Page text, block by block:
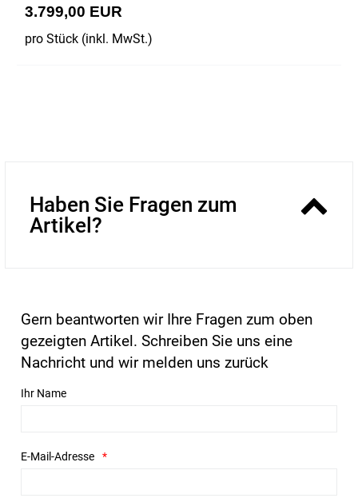
3.799,00 EUR
pro Stück (inkl. MwSt.)
Haben Sie Fragen zum
Artikel?
Gern beantworten wir Ihre Fragen zum oben
gezeigten Artikel. Schreiben Sie uns eine
Nachricht und wir melden uns zurück
Ihr Name
E-Mail-Adresse